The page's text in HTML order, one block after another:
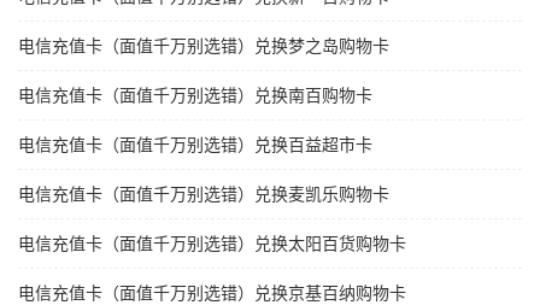
电信充值卡（面值千万别选错）兑换梦之岛购物卡
电信充值卡（面值千万别选错）兑换南百购物卡
电信充值卡（面值千万别选错）兑换百益超市卡
电信充值卡（面值千万别选错）兑换麦凯乐购物卡
电信充值卡（面值千万别选错）兑换太阳百货购物卡
电信充值卡（面值千万别选错）兑换京基百纳购物卡